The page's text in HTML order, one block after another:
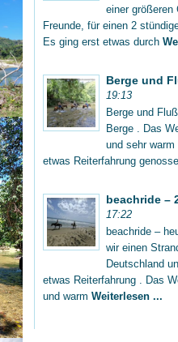
einer größeren
Freunde, für einen 2
Es ging erst etwas durch
Berge und
19:13
Berge und
Berge . Das
und sehr
etwas Reiterfahrung
beachride –
17:22
beachride –
wir einen
Deutschland
etwas Reiterfahrung . Das
und warm Weiterlesen ...